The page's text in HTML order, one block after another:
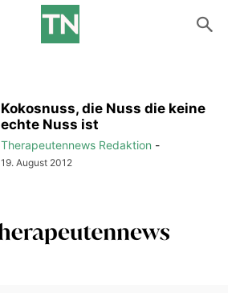
Kokosnuss, die Nuss die keine
echte Nuss ist
Therapeutennews Redaktion -
19. August 2012